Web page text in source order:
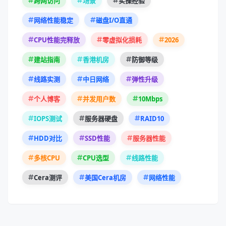
网络性能稳定 磁盘I/O直通
CPU性能完释放 零虚拟化损耗 2026
建站指南 香港机房 防御等级
线路实测 中日网络 弹性升级
个人博客 并发用户数 10Mbps
IOPS测试 服务器硬盘 RAID10
HDD对比 SSD性能 服务器性能
多核CPU CPU选型 线路性能
Cera测评 美国Cera机房 网络性能